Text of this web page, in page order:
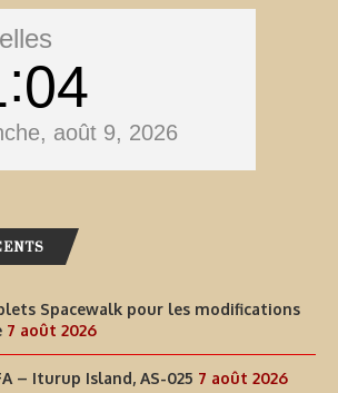
04
août 9, 2026
Spacewalk pour les modifications
7 août 2026
– Iturup Island, AS-025 7 août 2026